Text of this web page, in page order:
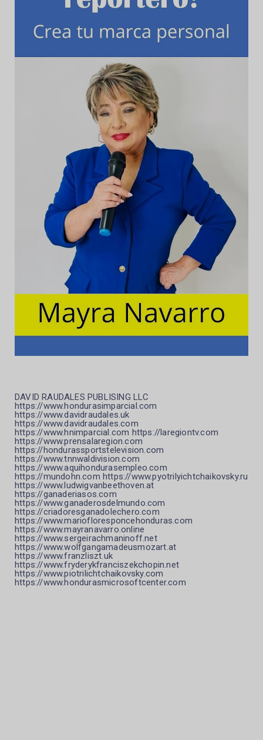
DAVID RAUDALES PUBLISING LLC
https://www.hondurasimparcial.com
https://www.davidraudales.uk
https://www.davidraudales.com
https://www.hnimparcial.com https://laregiontv.com
https://www.prensalaregion.com
https://hondurassportstelevision.com
https://www.tnnwaldivision.com
https://www.aquihondurasempleo.com
https://mundohn.com https://www.pyotrilyichtchaikovsky.ru
https://www.ludwigvanbeethoven.at
https://ganaderiasos.com
https://www.ganaderosdelmundo.com
https://criadoresganadolechero.com
https://www.mariofloresponcehonduras.com
https://www.mayranavarro.online
https://www.sergeirachmaninoff.net
https://www.wolfgangamadeusmozart.at
https://www.franzliszt.uk
https://www.fryderykfranciszekchopin.net
https://www.piotrilichtchaikovsky.com
https://www.hondurasmicrosoftcenter.com